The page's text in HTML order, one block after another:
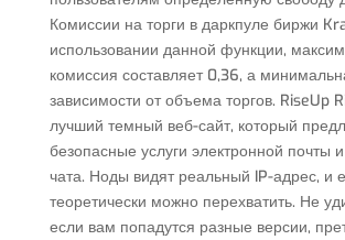
Комиссии на торги в даркпуле биржи
использовании данной функции,
комиссия составляет 0,36, а
зависимости от объема торгов. RiseUp
лучший темный веб-сайт, который
безопасные услуги электронной почты
чата. Ноды видят реальный IP-адрес, и
теоретически можно перехватить. Не
если вам попадутся разные версии,